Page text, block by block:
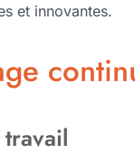
et innovantes.